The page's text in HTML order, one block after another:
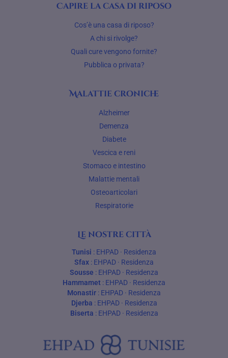
Capire la casa di riposo
Cos’è una casa di riposo?
A chi si rivolge?
Quali cure vengono fornite?
Pubblica o privata?
Malattie croniche
Alzheimer
Demenza
Diabete
Vescica e reni
Stomaco e intestino
Malattie mentali
Osteoarticolari
Respiratorie
Le nostre città
Tunisi : EHPAD · Residenza
Sfax : EHPAD · Residenza
Sousse : EHPAD · Residenza
Hammamet : EHPAD · Residenza
Monastir : EHPAD · Residenza
Djerba : EHPAD· Residenza
Biserta : EHPAD· Residenza